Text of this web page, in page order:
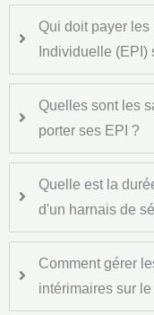
Qui doit payer
Individuelle (EPI)
Quelles sont les
porter ses EPI ?
Quelle est la
d'un harnais de
Comment gérer
intérimaires sur